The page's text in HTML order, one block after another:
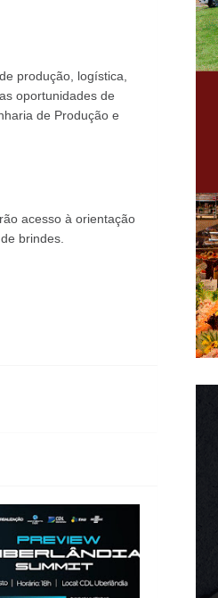
produção, logística,
oportunidades de
de Produção e
acesso à orientação
brindes.